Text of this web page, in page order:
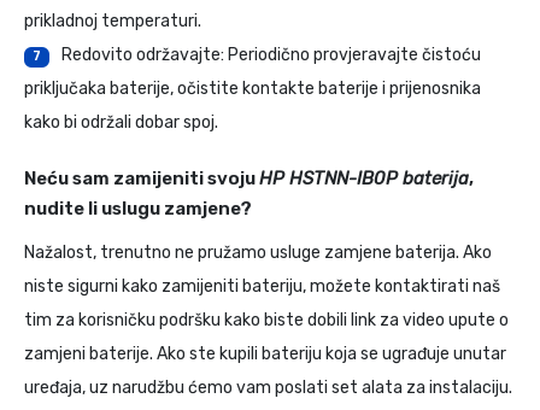
prikladnoj temperaturi.
7
Redovito održavajte: Periodično provjeravajte čistoću
priključaka baterije, očistite kontakte baterije i prijenosnika
kako bi održali dobar spoj.
Neću sam zamijeniti svojuHP HSTNN-IB0P baterija,
nudite li uslugu zamjene?
Nažalost, trenutno ne pružamo usluge zamjene baterija. Ako
niste sigurni kako zamijeniti bateriju, možete kontaktirati naš
tim za korisničku podršku kako biste dobili link za video upute o
zamjeni baterije. Ako ste kupili bateriju koja se ugrađuje unutar
uređaja, uz narudžbu ćemo vam poslati set alata za instalaciju.